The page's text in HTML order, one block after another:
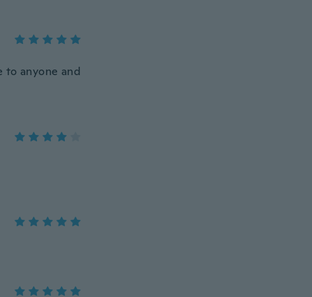
to anyone and